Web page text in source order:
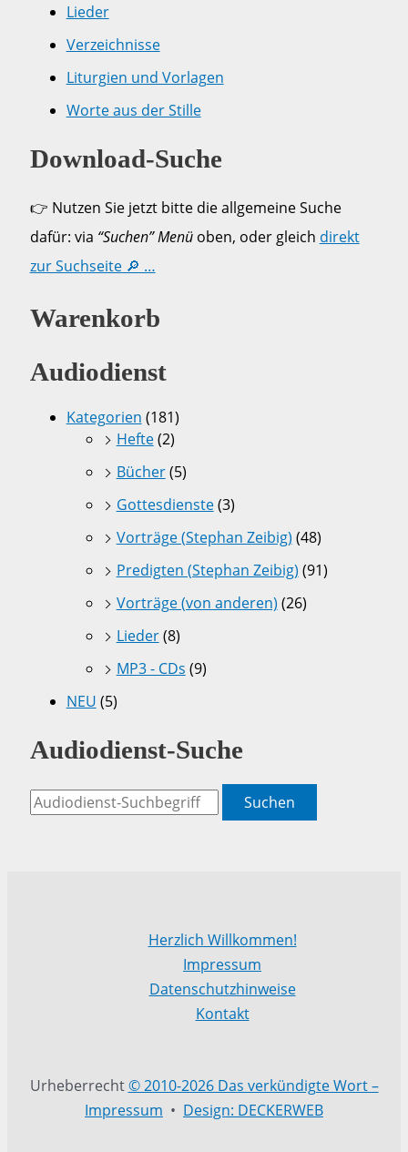
Lieder
Verzeichnisse
Liturgien und Vorlagen
Worte aus der Stille
Download-Suche
👉 Nutzen Sie jetzt bitte die allgemeine Suche
dafür: via “Suchen” Menüoben, oder gleich direkt
zur Suchseite 🔎 …
Warenkorb
Audiodienst
Kategorien (181)
Hefte(2)
Bücher(5)
Gottesdienste(3)
Vorträge (Stephan Zeibig) (48)
Predigten (Stephan Zeibig) (91)
Vorträge (von anderen) (26)
Lieder(8)
MP3 - CDs (9)
NEU (5)
Audiodienst-Suche
Suchen
Herzlich Willkommen!
Impressum
Datenschutzhinweise
Kontakt
Urheberrecht© 2010-2026 Das verkündigte Wort –
Impressum • Design: DECKERWEB